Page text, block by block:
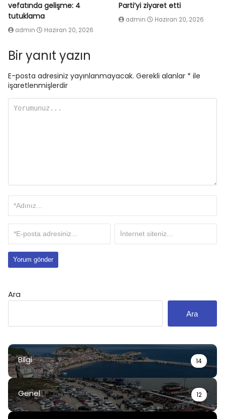
vefatında gelişme: 4
tutuklama
admin Haziran 20, 2026
Parti’yi ziyaret etti
admin Haziran 20, 2026
Bir yanıt yazın
E-posta adresiniz yayınlanmayacak. Gerekli alanlar * ile
işaretlenmişlerdir
Ara
Ara
Bilgi 14
Genel 12